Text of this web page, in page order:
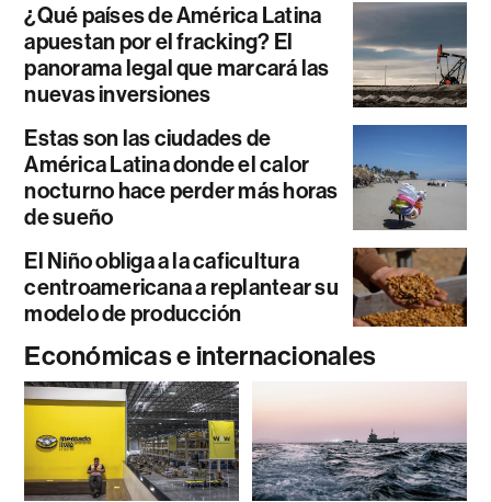
¿Qué países de América Latina
apuestan por el fracking? El
panorama legal que marcará las
nuevas inversiones
Estas son las ciudades de
América Latina donde el calor
nocturno hace perder más horas
de sueño
El Niño obliga a la caficultura
centroamericana a replantear su
modelo de producción
Económicas e internacionales